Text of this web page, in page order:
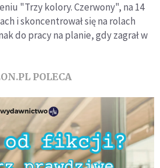
"Trzy kolory. Czerwony", na 14
i skoncentrował się na rolach
do pracy na planie, gdy zagrał w
POLECA